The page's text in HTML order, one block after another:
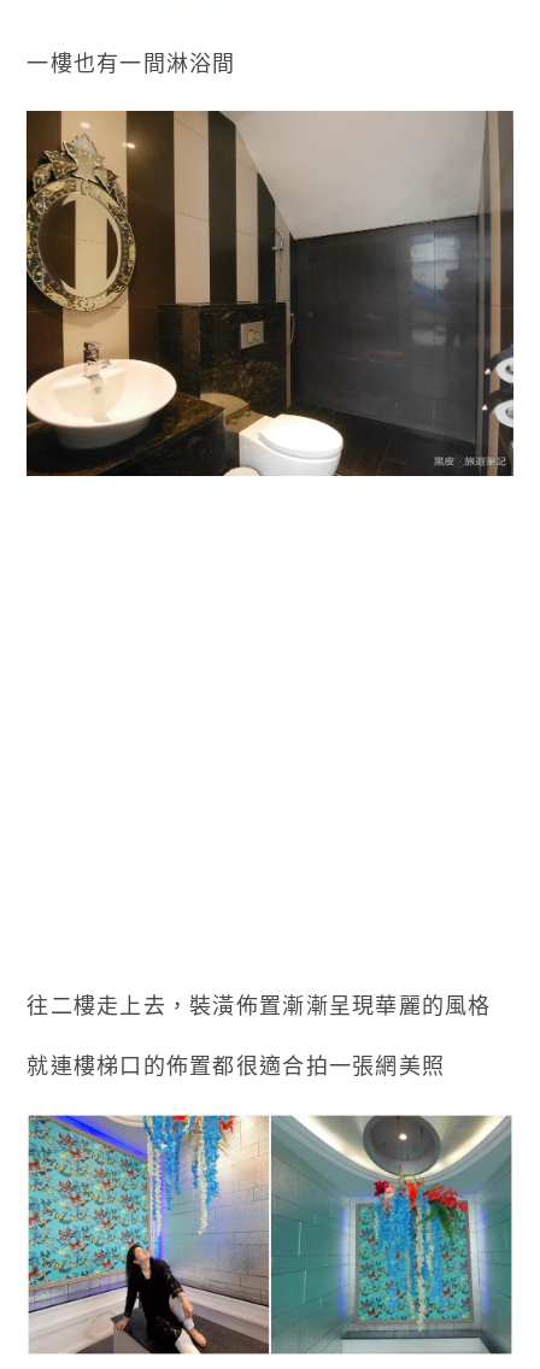
一樓也有一間淋浴間
往二樓走上去，裝潢佈置漸漸呈現華麗的風格
就連樓梯口的佈置都很適合拍一張網美照